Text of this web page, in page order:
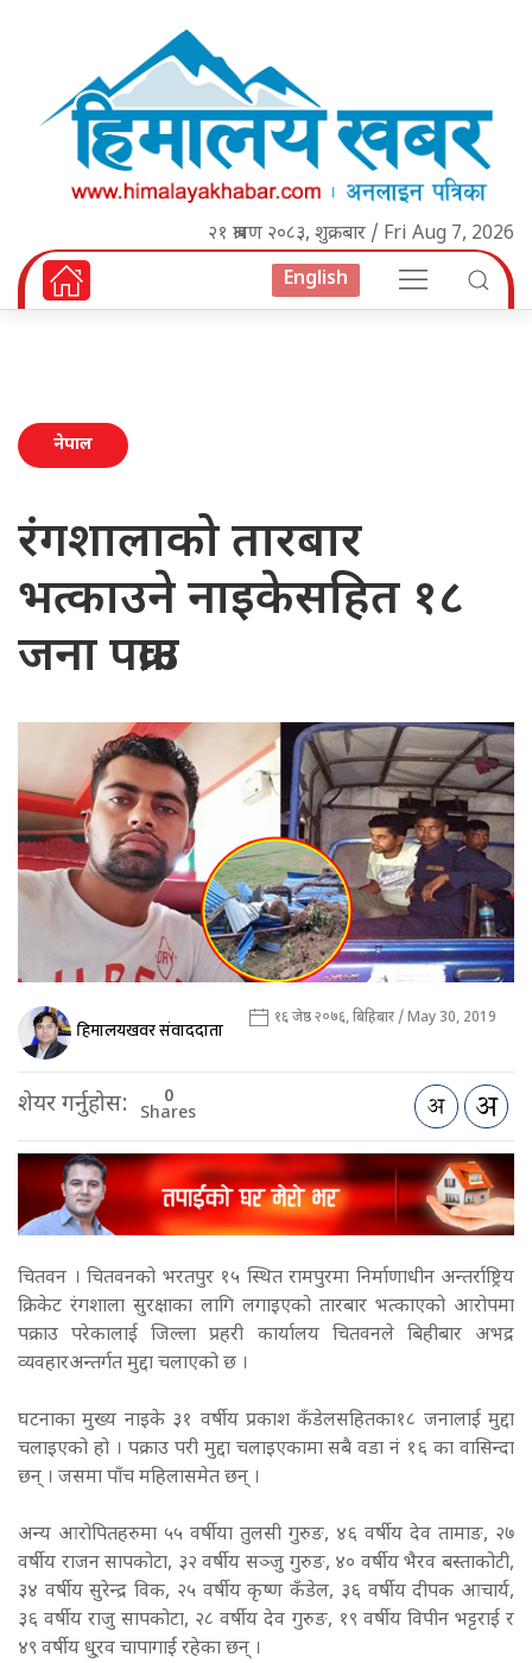
२१ श्रावण २०८३, शुक्रबार / Fri Aug 7, 2026
English
नेपाल
रंगशालाको तारबार
भत्काउने नाइकेसहित १८
जना पक्राउ
हिमालयखवर संवाददाता १६ जेष्ठ २०७६, बिहिबार / May 30, 2019
शेयर गर्नुहोस: 0
Shares
चितवन । चितवनको भरतपुर १५ स्थित रामपुरमा निर्माणाधीन अन्तर्राष्ट्रिय
क्रिकेट रंगशाला सुरक्षाका लागि लगाइएको तारबार भत्काएको आरोपमा
पक्राउ परेकालाई जिल्ला प्रहरी कार्यालय चितवनले बिहीबार अभद्र
व्यवहारअन्तर्गत मुद्दा चलाएको छ ।
घटनाका मुख्य नाइके ३१ वर्षीय प्रकाश कँडेलसहितका१८ जनालाई मुद्दा
चलाइएको हो । पक्राउ परी मुद्दा चलाइएकामा सबै वडा नं १६ का वासिन्दा
छन् । जसमा पाँच महिलासमेत छन् ।
अन्य आरोपितहरुमा ५५ वर्षीया तुलसी गुरुङ, ४६ वर्षीय देव तामाङ, २७
वर्षीय राजन सापकोटा, ३२ वर्षीय सञ्जु गुरुङ, ४० वर्षीय भैरव बस्ताकोटी,
३४ वर्षीय सुरेन्द्र विक, २५ वर्षीय कृष्ण कँडेल, ३६ वर्षीय दीपक आचार्य,
३६ वर्षीय राजु सापकोटा, २८ वर्षीय देव गुरुङ, १९ वर्षीय विपीन भट्टराई र
४९ वर्षीय धु्रव चापागाईं रहेका छन् ।